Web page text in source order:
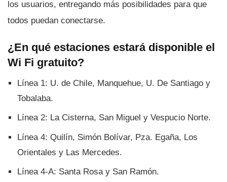
los usuarios, entregando más posibilidades para que
todos puedan conectarse.
¿En qué estaciones estará disponible el
Wi Fi gratuito?
Lí­nea 1: U. de Chile, Manquehue, U. De Santiago y
Tobalaba.
Lí­nea 2: La Cisterna, San Miguel y Vespucio Norte.
Lí­nea 4: Quilí­n, Simón Bolí­var, Pza. Egaña, Los
Orientales y Las Mercedes.
Lí­nea 4-A: Santa Rosa y San Ramón.